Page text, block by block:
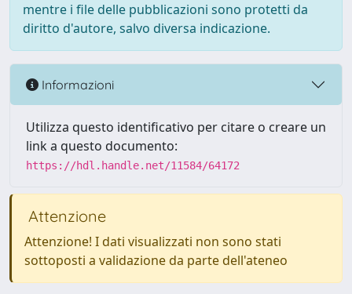
mentre i file delle pubblicazioni sono protetti da
diritto d'autore, salvo diversa indicazione.
Informazioni
Utilizza questo identificativo per citare o creare un
link a questo documento:
https://hdl.handle.net/11584/64172
Attenzione
Attenzione! I dati visualizzati non sono stati
sottoposti a validazione da parte dell'ateneo